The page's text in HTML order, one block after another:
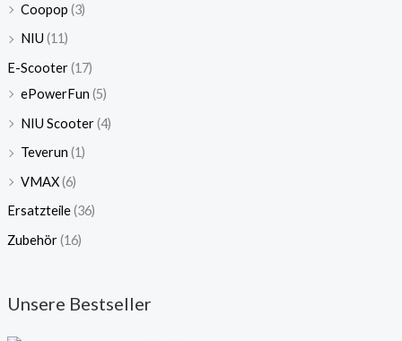
Coopop (3)
NIU (11)
E-Scooter(17)
ePowerFun (5)
NIU Scooter(4)
Teverun (1)
VMAX(6)
Ersatzteile(36)
Zubehör(16)
Unsere Bestseller